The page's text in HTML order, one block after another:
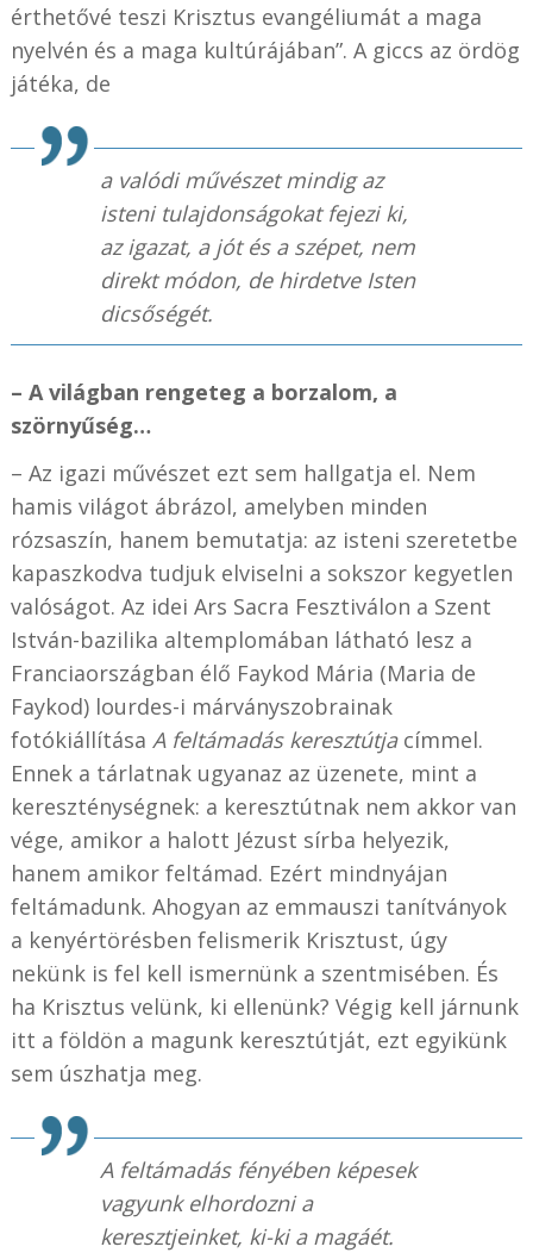
érthetővé teszi Krisztus evangéliumát a maga
nyelvén és a maga kultúrájában”. A giccs az ördög
játéka, de
a valódi művészet mindig az
isteni tulajdonságokat fejezi ki,
az igazat, a jót és a szépet, nem
direkt módon, de hirdetve Isten
dicsőségét.
– A világban rengeteg a borzalom, a
szörnyűség…
– Az igazi művészet ezt sem hallgatja el. Nem
hamis világot ábrázol, amelyben minden
rózsaszín, hanem bemutatja: az isteni szeretetbe
kapaszkodva tudjuk elviselni a sokszor kegyetlen
valóságot. Az idei Ars Sacra Fesztiválon a Szent
István-bazilika altemplomában látható lesz a
Franciaországban élő Faykod Mária (Maria de
Faykod) lourdes-i márványszobrainak
fotókiállítása A feltámadás keresztútjacímmel.
Ennek a tárlatnak ugyanaz az üzenete, mint a
kereszténységnek: a keresztútnak nem akkor van
vége, amikor a halott Jézust sírba helyezik,
hanem amikor feltámad. Ezért mindnyájan
feltámadunk. Ahogyan az emmauszi tanítványok
a kenyértörésben felismerik Krisztust, úgy
nekünk is fel kell ismernünk a szentmisében. És
ha Krisztus velünk, ki ellenünk? Végig kell járnunk
itt a földön a magunk keresztútját, ezt egyikünk
sem úszhatja meg.
A feltámadás fényében képesek
vagyunk elhordozni a
keresztjeinket, ki-ki a magáét.